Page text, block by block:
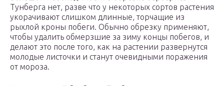
Тунберга нет, разве что у некоторых сортов растения
укорачивают слишком длинные, торчащие из
рыхлой кроны побеги. Обычно обрезку применяют,
чтобы удалить обмерзшие за зиму концы побегов, и
делают это после того, как на растении развернутся
молодые листочки и станут очевидными поражения
от мороза.